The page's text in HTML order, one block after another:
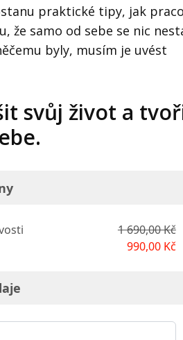
praktické tipy, jak
že samo od sebe se nic
byly, musím je uvést
svůj život a
1 690,00 Kč
990,00 Kč